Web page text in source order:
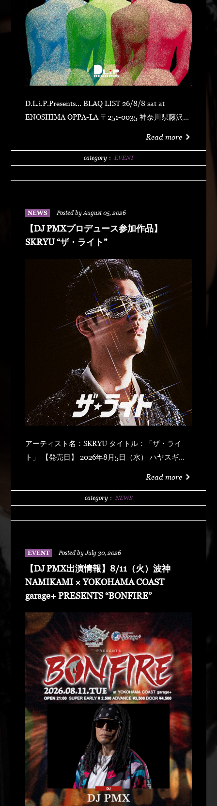
D.L.i.P.Presents... BLAQ LIST 26/8/8 sat at
ENOSHIMA OPPA-LA 〒251-0035 神奈川県藤沢市
2500/1dLADY'S FREE HOTTS GUEST DJ PMX
MANLEXKILLAHSHARKHEDMAO & MAGOODZ
Read more
category： EVENT
NEWS Posted by August 05, 2026
【DJ PMXプロデュース参加作品】
SKRYU “ザ・ライト”
アーティスト名：SKRYU タイトル：「ザ・ライ
ト」 【発売日】 2026年8月5日（水） ハヤスギテ
リング (prod by DJ PMX) マッパ・ノ・オウサマ
Read more
category： NEWS
EVENT Posted by July 30, 2026
【DJ PMX出演情報】8/11（火）波神
NAMIKAMI × YOKOHAMA COAST
garage+ PRESENTS “BONFIRE”